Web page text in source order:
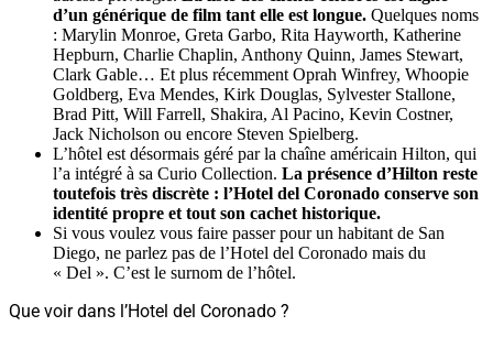
d’un générique de film tant elle est longue. Quelques noms
: Marylin Monroe, Greta Garbo, Rita Hayworth, Katherine
Hepburn, Charlie Chaplin, Anthony Quinn, James Stewart,
Clark Gable… Et plus récemment Oprah Winfrey, Whoopie
Goldberg, Eva Mendes, Kirk Douglas, Sylvester Stallone,
Brad Pitt, Will Farrell, Shakira, Al Pacino, Kevin Costner,
Jack Nicholson ou encore Steven Spielberg.
L’hôtel est désormais géré par la chaîne américain Hilton, qui
l’a intégré à sa Curio Collection. La présence d’Hilton reste
toutefois très discrète : l’Hotel del Coronado conserve son
identité propre et tout son cachet historique.
Si vous voulez vous faire passer pour un habitant de San
Diego, ne parlez pas de l’Hotel del Coronado mais du
« Del ». C’est le surnom de l’hôtel.
Que voir dans l’Hotel del Coronado ?